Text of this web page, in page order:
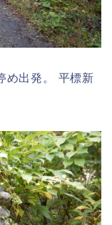
め出発。 平標新